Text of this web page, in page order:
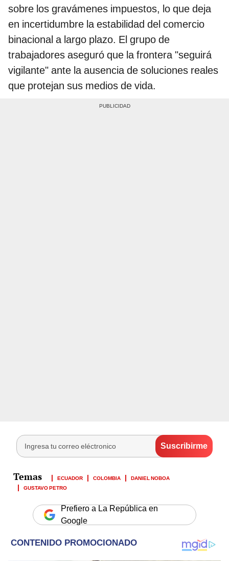
sobre los gravámenes impuestos, lo que deja
en incertidumbre la estabilidad del comercio
binacional a largo plazo. El grupo de
trabajadores aseguró que la frontera "seguirá
vigilante" ante la ausencia de soluciones reales
que protejan sus medios de vida.
ECUADOR COLOMBIA
DANIEL NOBOA
GUSTAVO PETRO
Prefiero a La República en
Google